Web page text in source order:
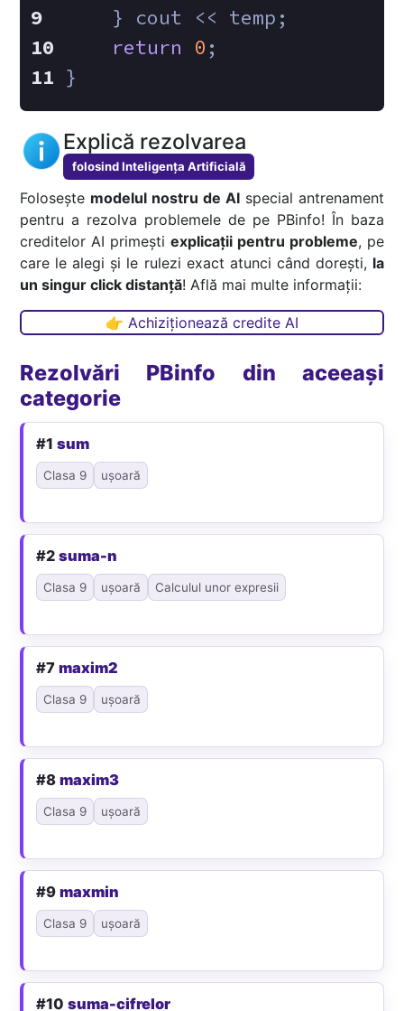
    } cout << temp;
return
0 ;
}
Explică rezolvarea
folosind Inteligența Artificială
Folosește modelul nostru de AIspecial antrenament
pentru a rezolva problemele de pe PBinfo! În baza
creditelor AI primești explicații pentru probleme, pe
care le alegi și le rulezi exact atunci când dorești, la
un singur click distanță! Află mai multe informații:
👉 Achiziționează credite AI
Rezolvări PBinfo din aceeași
categorie
#1sum
Clasa 9 ușoară
#2suma-n
Clasa 9 ușoară Calculul unor expresii
#7maxim2
Clasa 9 ușoară
#8maxim3
Clasa 9 ușoară
#9maxmin
Clasa 9 ușoară
#10suma-cifrelor